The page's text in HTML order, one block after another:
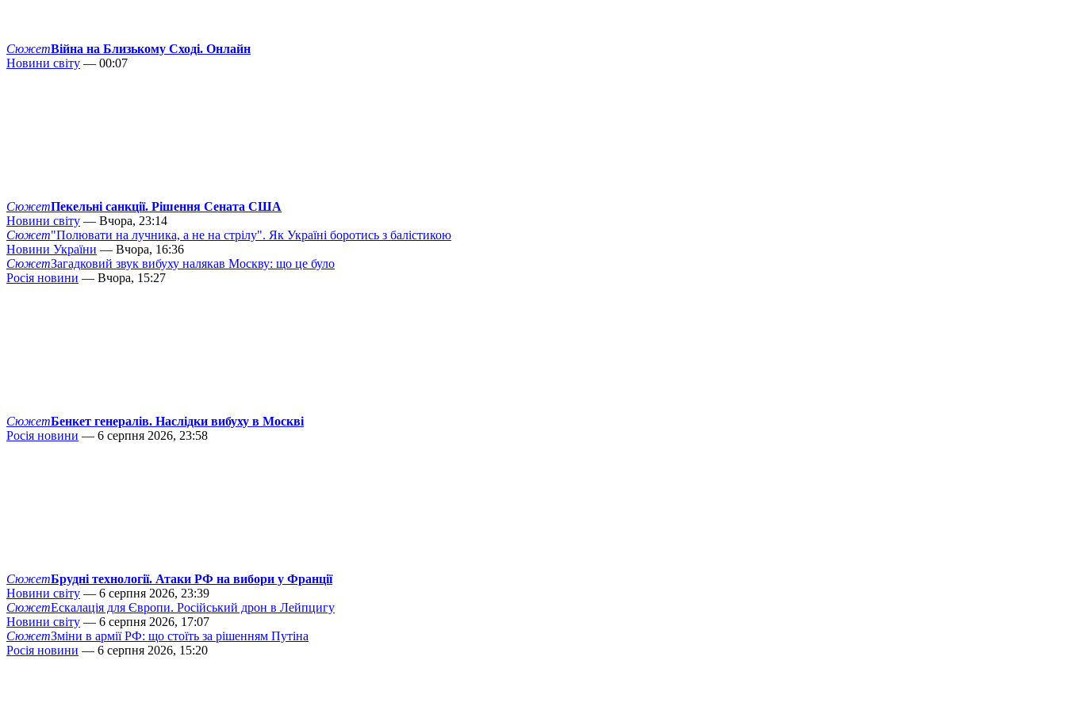
СюжетВійна на Близькому Сході. Онлайн
Новини світу — 00:07
СюжетПекельні санкції. Рішення Сената США
Новини світу — Вчора, 23:14
Сюжет"Полювати на лучника, а не на стрілу". Як Україні боротись з балістикою
Новини України — Вчора, 16:36
СюжетЗагадковий звук вибуху налякав Москву: що це було
Росія новини — Вчора, 15:27
СюжетБенкет генералів. Наслідки вибуху в Москві
Росія новини — 6 серпня 2026, 23:58
СюжетБрудні технології. Атаки РФ на вибори у Франції
Новини світу — 6 серпня 2026, 23:39
СюжетЕскалація для Європи. Російський дрон в Лейпцигу
Новини світу — 6 серпня 2026, 17:07
СюжетЗміни в армії РФ: що стоїть за рішенням Путіна
Росія новини — 6 серпня 2026, 15:20